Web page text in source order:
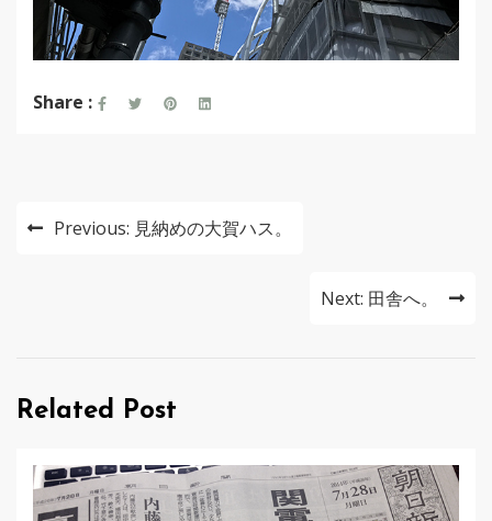
Share :
投
ー
ョ
Previous: 見納めの大賀ハス。
Next: 田舎へ。
Related Post